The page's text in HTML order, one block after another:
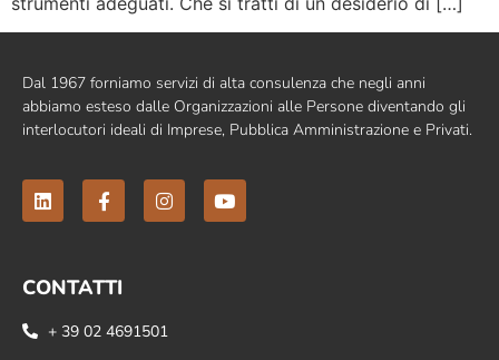
Dal 1967 forniamo servizi di alta consulenza che negli anni
abbiamo esteso dalle Organizzazioni alle Persone diventando gli
interlocutori ideali di Imprese, Pubblica Amministrazione e Privati.
CONTATTI
+ 39 02 4691501